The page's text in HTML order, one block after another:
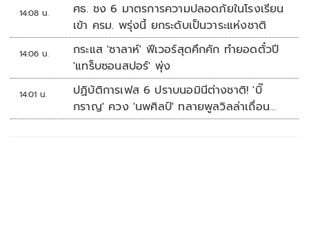
14:08 น.
ศธ. ชง 6 มาตรการความปลอดภัยในโรงเรียน
เข้า ครม. พรุ่งนี้ ยกระดับเป็นวาระแห่งชาติ
14:06 น.
กระแส 'ซาลาห์' ฟีเวอร์สุดคึกคัก ทำยอดตั๋วปี
'แทร็บซอนสปอร์' พุ่ง
14:01 น.
ปฏิบัติการเฟส 6 ปราบนอมินีต่างชาติ! 'บิ๊
กราญ' ควง 'นพศิลป์' ทลายพูลวิลล่าเถื่อน
หัวหิน